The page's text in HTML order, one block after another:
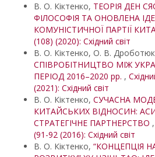
В. О. Кіктенко, ТЕОРІЯ ДЕН
ФІЛОСОФІЯ ТА ОНОВЛЕНА
КОМУНІСТИЧНОЇ ПАРТІЇ
(108) (2020): Східний світ
В. О. Кіктенко, О. В.
СПІВРОБІТНИЦТВО МІЖ
ПЕРІОД 2016–2020 рр. ,
(2021): Східний світ
В. О. Кіктенко, СУЧАСНА
КИТАЙСЬКИХ ВІДНОСИН:
СТРАТЕГІЧНЕ ПАРТНЕРСТВО ,
(91-92 (2016): Східний світ
В. О. Кіктенко, “КОНЦЕПЦІЯ